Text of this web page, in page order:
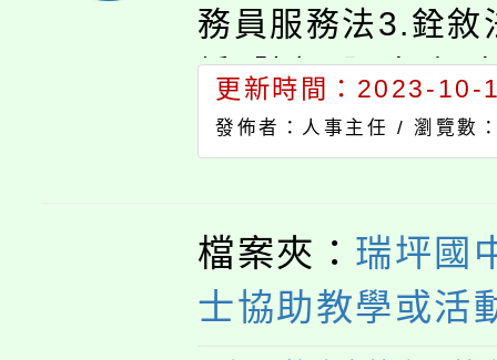
務員服務法3.銓敘
編【捌、服務-行
項】
更新時間：2023-10-
發佈者：人事主任 /瀏覽數
檔案夾： 瑞坪國
士協助教學或活